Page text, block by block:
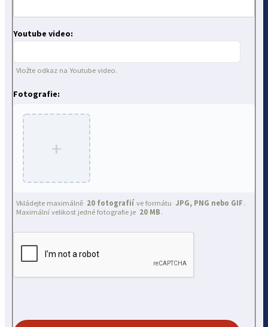
Youtube video:
Vložte odkaz na Youtube video.
Fotografie:
+
Vkládejte maximálně 20 fotografií ve formátu JPG, PNG nebo GIF .
Maximální velikost jedné fotografie je 20 MB .